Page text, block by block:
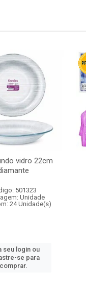
vidro 22cm
501323
Unidade
24 Unidade(s)
seu login ou
se para
comprar.